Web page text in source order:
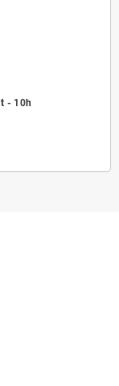
- 10h